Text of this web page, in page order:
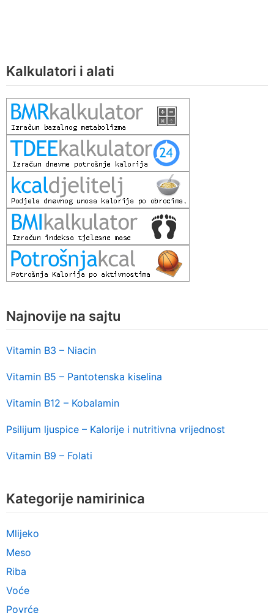
Kalkulatori i alati
Najnovije na sajtu
Vitamin B3 – Niacin
Vitamin B5 – Pantotenska kiselina
Vitamin B12 – Kobalamin
Psilijum ljuspice – Kalorije i nutritivna vrijednost
Vitamin B9 – Folati
Kategorije namirinica
Mlijeko
Meso
Riba
Voće
Povrće